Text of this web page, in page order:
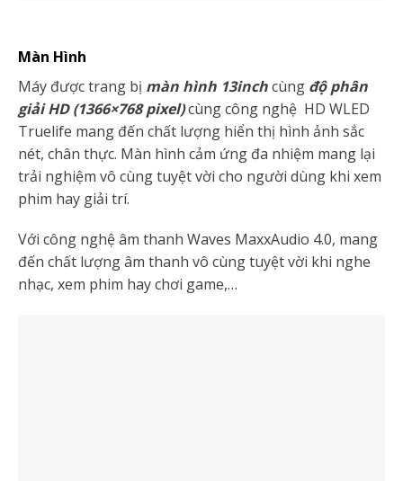
Màn Hình
Máy được trang bị màn hình 13inchcùng độ phân
giải HD (1366×768 pixel)cùng công nghệ HD WLED
Truelife mang đến chất lượng hiển thị hình ảnh sắc
nét, chân thực. Màn hình cảm ứng đa nhiệm mang lại
trải nghiệm vô cùng tuyệt vời cho người dùng khi xem
phim hay giải trí.
Với công nghệ âm thanh Waves MaxxAudio 4.0, mang
đến chất lượng âm thanh vô cùng tuyệt vời khi nghe
nhạc, xem phim hay chơi game,…